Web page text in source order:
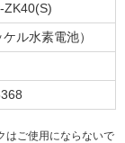
ZK40(S)
ル水素電池）
はご使用にならないで